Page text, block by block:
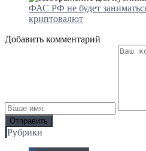
ФАС РФ не будет
криптовалют
Добавить комментарий
Рубрики